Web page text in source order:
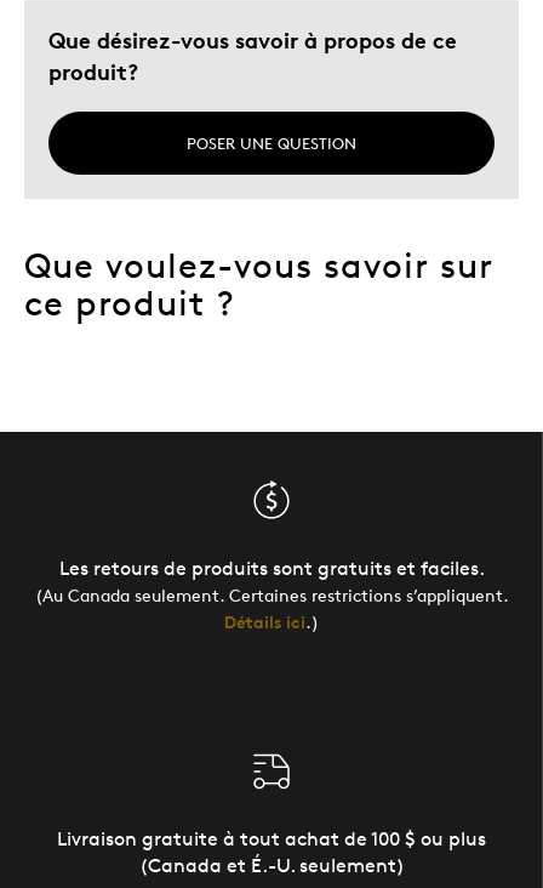
Décrivez-vous
Que désirez-vous savoir à propos de ce
produit?
POSER UNE QUESTION
Que voulez-vous savoir sur
ce produit ?
Les retours de produits sont gratuits et faciles.
(Au Canada seulement. Certaines restrictions s’appliquent.
Détails ici.)
Livraison gratuite à tout achat de 100 $ ou plus
(Canada et É.-U. seulement)